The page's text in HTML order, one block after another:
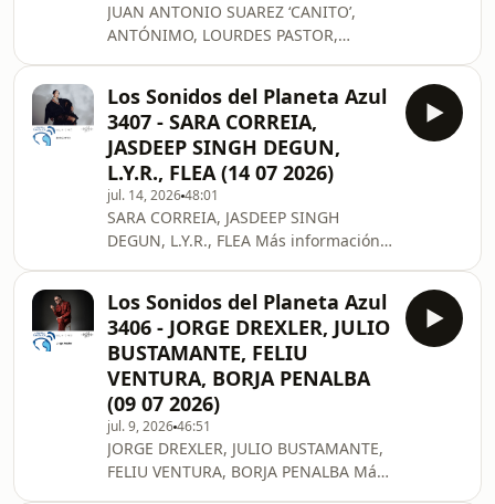
JUAN ANTONIO SUAREZ ‘CANITO’,
ANTÓNIMO, LOURDES PASTOR,
https://www.lossonidosdelplanetaazul.com/
Los Sonidos del Planeta Azul
3407 - SARA CORREIA,
JASDEEP SINGH DEGUN,
L.Y.R., FLEA (14 07 2026)
jul. 14, 202648:01
SARA CORREIA, JASDEEP SINGH
DEGUN, L.Y.R., FLEA Más información
https://www.lossonidosdelplanetaazul.com/
Los Sonidos del Planeta Azul
3406 - JORGE DREXLER, JULIO
BUSTAMANTE, FELIU
VENTURA, BORJA PENALBA
(09 07 2026)
jul. 9, 202646:51
JORGE DREXLER, JULIO BUSTAMANTE,
FELIU VENTURA, BORJA PENALBA Más